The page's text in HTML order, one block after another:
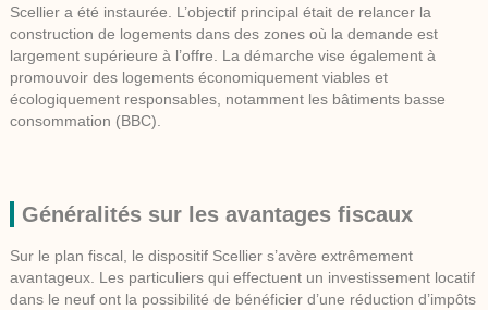
Scellier a été instaurée. L’objectif principal était de relancer la
construction de logements dans des zones où la demande est
largement supérieure à l’offre. La démarche vise également à
promouvoir des logements économiquement viables et
écologiquement responsables, notamment les bâtiments basse
consommation (BBC).
Généralités sur les avantages fiscaux
Sur le plan fiscal, le dispositif Scellier s’avère extrêmement
avantageux. Les particuliers qui effectuent un investissement locatif
dans le neuf ont la possibilité de bénéficier d’une réduction d’impôts